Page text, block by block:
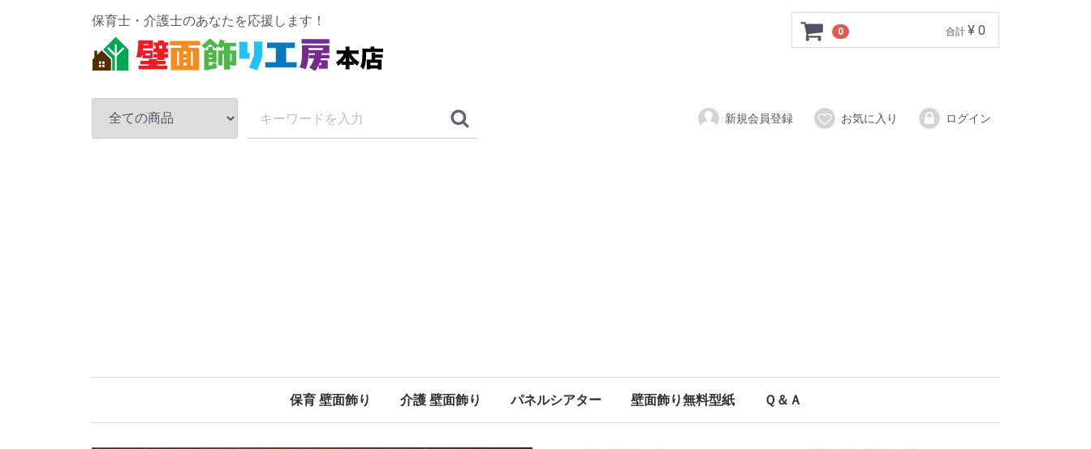
保育士・介護士のあなたを応援します！
0 合計 ¥ 0
新規会員登録 お気に入り ログイン
保育 壁面飾り 介護 壁面飾り パネルシアター 壁面飾り無料型紙 Ｑ＆Ａ